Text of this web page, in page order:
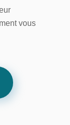
vous